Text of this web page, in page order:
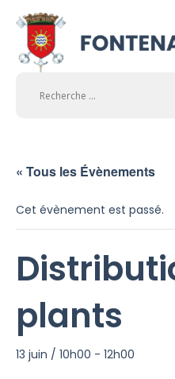
« Tous les Évènements
Cet évènement est passé.
plants
13 juin / 10h00 - 12h00